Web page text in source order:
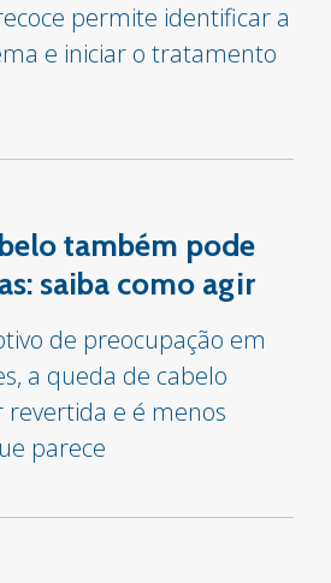
permite identificar a
e iniciar o tratamento
também pode
saiba como agir
de preocupação em
a queda de cabelo
e é menos
parece